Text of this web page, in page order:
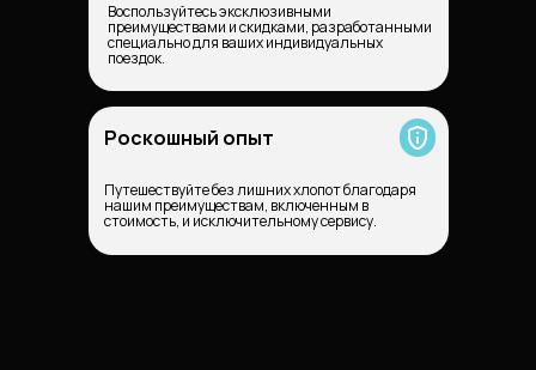
Путешествуйте без лишних хлопот благодаря
нашим преимуществам, включенным в
стоимость, и исключительному сервису.
Роскошный опыт
Воспользуйтесь эксклюзивными
преимуществами и скидками, разработанными
специально для ваших индивидуальных
поездок.